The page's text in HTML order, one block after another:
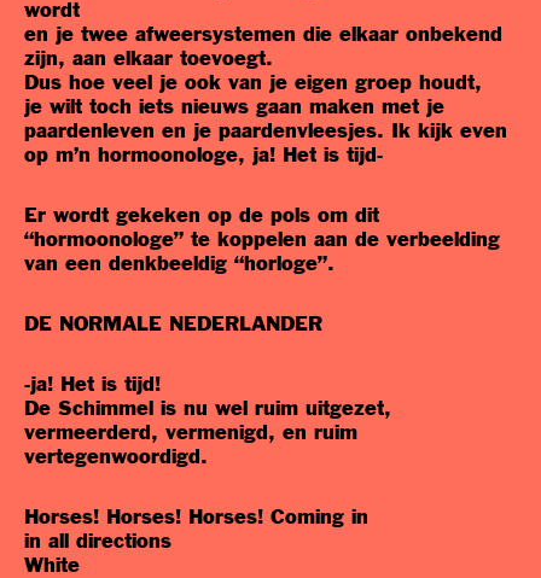
wordt
en je twee afweersystemen die elkaar onbekend
zijn, aan elkaar toevoegt.
Dus hoe veel je ook van je eigen groep houdt,
je wilt toch iets nieuws gaan maken met je
paardenleven en je paardenvleesjes. Ik kijk even
op m’n hormoonologe, ja! Het is tijd-
Er wordt gekeken op de pols om dit
“hormoonologe” te koppelen aan de verbeelding
van een denkbeeldig “horloge”.
DE NORMALE NEDERLANDER
-ja! Het is tijd!
De Schimmel is nu wel ruim uitgezet,
vermeerderd, vermenigd, en ruim
vertegenwoordigd.
Horses! Horses! Horses! Coming in
in all directions
White